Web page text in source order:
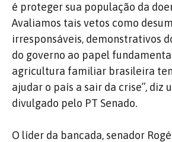
é proteger sua população da
Avaliamos tais vetos como
irresponsáveis, demonstrativos
do governo ao papel
agricultura familiar brasileira
ajudar o país a sair da crise”, diz
divulgado pelo PT Senado.
O líder da bancada, senador